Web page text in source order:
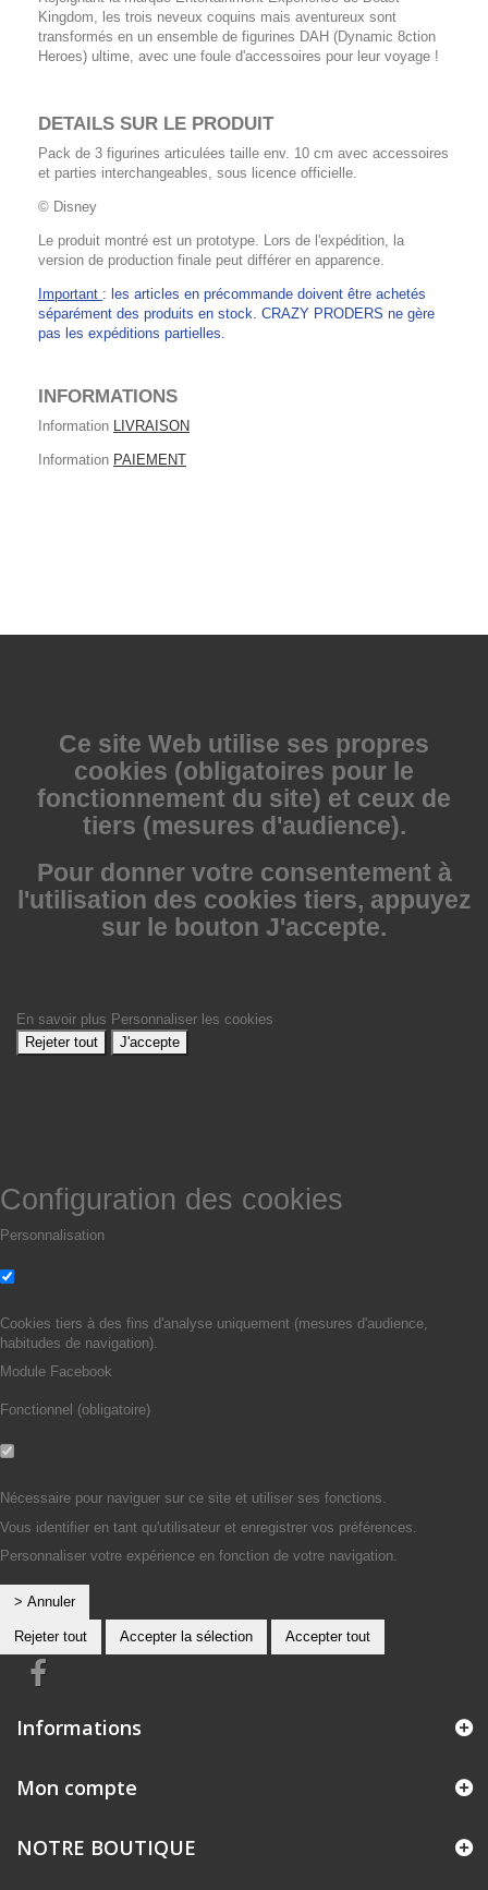
Kingdom, les trois neveux coquins mais aventureux sont
transformés en un ensemble de figurines DAH (Dynamic 8ction
Heroes) ultime, avec une foule d'accessoires pour leur voyage !
DETAILS SUR LE PRODUIT
Pack de 3 figurines articulées taille env. 10 cm avec accessoires
et parties interchangeables, sous licence officielle.
© Disney
Le produit montré est un prototype. Lors de l'expédition, la
version de production finale peut différer en apparence.
Important : les articles en précommande doivent être achetés
séparément des produits en stock. CRAZY PRODERS ne gère
pas les expéditions partielles.
INFORMATIONS
Information LIVRAISON
Information PAIEMENT
Ce site Web utilise ses propres
cookies (obligatoires pour le
fonctionnement du site) et ceux de
tiers (mesures d'audience).
Pour donner votre consentement à
l'utilisation des cookies tiers, appuyez
sur le bouton J'accepte.
En savoir plus Personnaliser les cookies
Rejeter tout
J'accepte
Configuration des cookies
Personnalisation
Cookies tiers à des fins d'analyse uniquement (mesures d'audience,
habitudes de navigation).
Module Facebook
Fonctionnel (obligatoire)
Nécessaire pour naviguer sur ce site et utiliser ses fonctions.
Vous identifier en tant qu'utilisateur et enregistrer vos préférences.
Personnaliser votre expérience en fonction de votre navigation.
> Annuler
Rejeter tout Accepter la sélection Accepter tout
Informations
Mon compte
NOTRE BOUTIQUE